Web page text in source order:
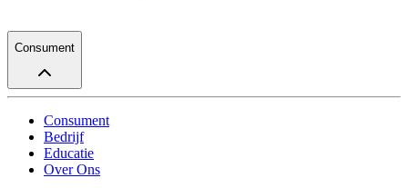
Consument
Consument
Bedrijf
Educatie
Over Ons